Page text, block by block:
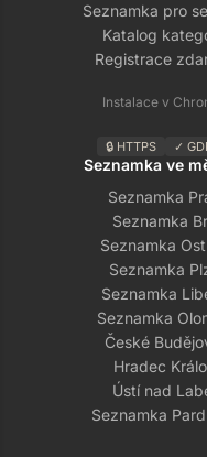
Seznamka pro
Katalog
Registrace
Instalace v
🔒 HTTPS ✓
Seznamka ve
Seznamka
Seznamka
Seznamka
Seznamka
Seznamka
Seznamka
České
Hradec
Ústí nad
Seznamka